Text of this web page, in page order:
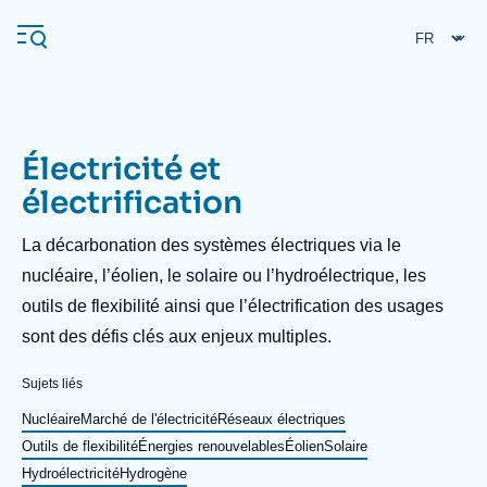
au
contenu
Navigation
principale
L'Ifri
Analyses
Événements
À propos de l'Ifri
L'Ifri en bref
Recherches fréquentes
Électricité et
électrification
Description
La décarbonation des systèmes électriques via le
nucléaire, l’éolien, le solaire ou l’hydroélectrique, les
outils de flexibilité ainsi que l’électrification des usages
sont des défis clés aux enjeux multiples.
Sujets liés
NucléaireMarché de l'électricitéRéseaux électriques
Outils de flexibilitéÉnergies renouvelables ÉolienSolaire
HydroélectricitéHydrogène